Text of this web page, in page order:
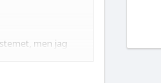
men jag